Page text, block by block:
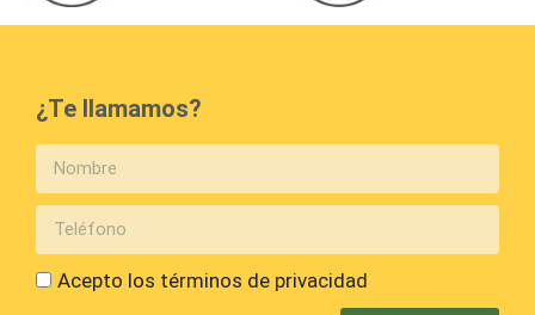
¿Te llamamos?
Acepto los términos de privacidad